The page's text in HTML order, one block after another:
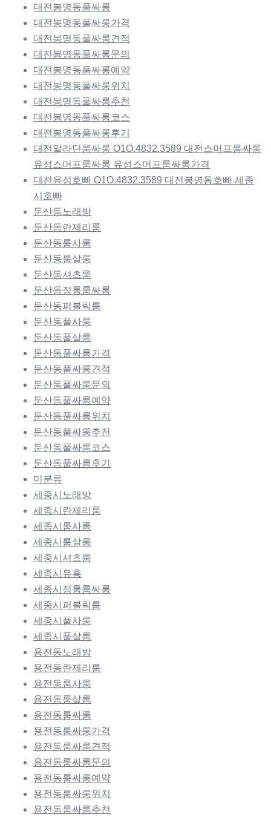
대전봉명동풀싸롱
대전봉명동풀싸롱가격
대전봉명동풀싸롱견적
대전봉명동풀싸롱문의
대전봉명동풀싸롱예약
대전봉명동풀싸롱위치
대전봉명동풀싸롱추천
대전봉명동풀싸롱코스
대전봉명동풀싸롱후기
대전알라딘룸싸롱 O1O.4832.3589 대전스머프룸싸롱
유성스머프룸싸롱 유성스머프룸싸롱가격
대전유성호빠 O1O.4832.3589 대전봉명동호빠 세종
시호빠
둔산동노래방
둔산동란제리룸
둔산동룸사롱
둔산동룸살롱
둔산동셔츠룸
둔산동정통룸싸롱
둔산동퍼블릭룸
둔산동풀사롱
둔산동풀살롱
둔산동풀싸롱가격
둔산동풀싸롱견적
둔산동풀싸롱문의
둔산동풀싸롱예약
둔산동풀싸롱위치
둔산동풀싸롱추천
둔산동풀싸롱코스
둔산동풀싸롱후기
미분류
세종시노래방
세종시란제리룸
세종시룸사롱
세종시룸살롱
세종시셔츠룸
세종시유흥
세종시정통룸싸롱
세종시퍼블릭룸
세종시풀사롱
세종시풀살롱
용전동노래방
용전동란제리룸
용전동룸사롱
용전동룸살롱
용전동룸싸롱
용전동룸싸롱가격
용전동룸싸롱견적
용전동룸싸롱문의
용전동룸싸롱예약
용전동룸싸롱위치
용전동룸싸롱추천